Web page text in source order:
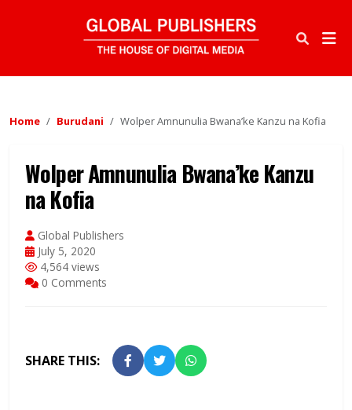
Home Burudani Wolper Amnunulia Bwana’ke Kanzu na Kofia
Wolper Amnunulia Bwana’ke Kanzu
na Kofia
Global Publishers
July 5, 2020
4,564 views
0 Comments
SHARE THIS: